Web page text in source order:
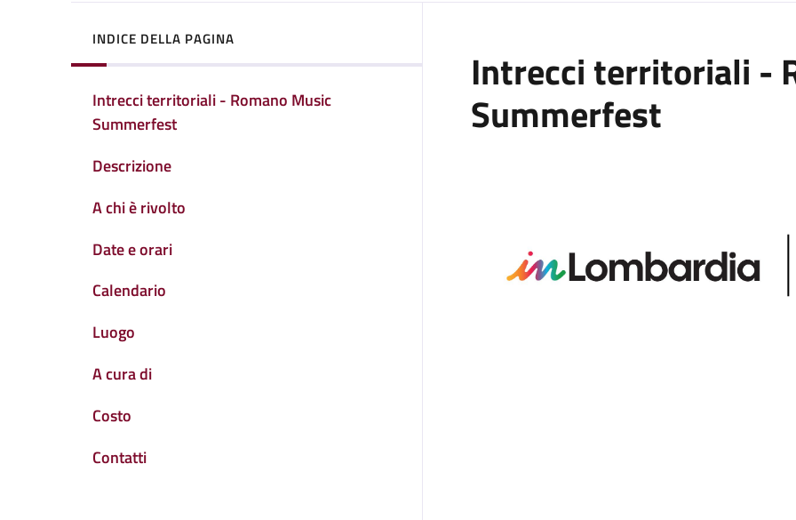
INDICE DELLA PAGINA
Intrecci territoriali - Romano Music
Summerfest
Descrizione
A chi è rivolto
Date e orari
Calendario
Luogo
A cura di
Costo
Contatti
Intrecci territoriali -
Summerfest